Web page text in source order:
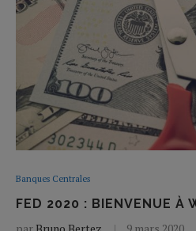
Banques Centrales
FED 2020 : BIENVENUE À